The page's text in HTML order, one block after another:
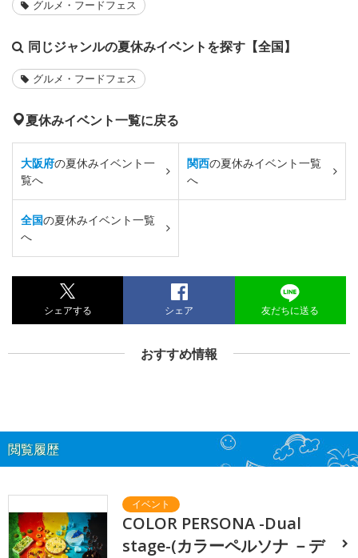
グルメ・フードフェス
同じジャンルの夏休みイベントを探す【全国】
グルメ・フードフェス
夏休みイベント一覧に戻る
大阪府の夏休みイベント一
覧へ
関西の夏休みイベント一覧
へ
全国の夏休みイベント一覧
へ
シェアする シェア 友だちに送る
おすすめ情報
閲覧履歴
COLOR PERSONA -Dual
stage-(カラーペルソナ －デ